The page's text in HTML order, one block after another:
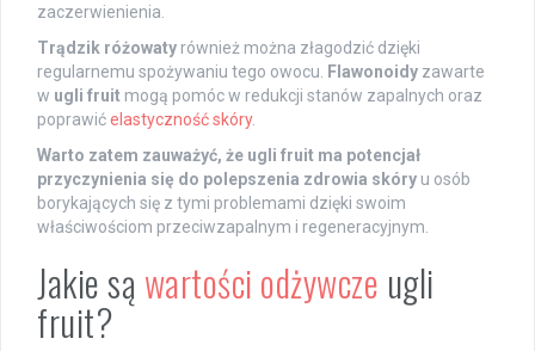
zaczerwienienia.
Trądzik różowaty również można złagodzić dzięki
regularnemu spożywaniu tego owocu. Flawonoidy zawarte
w ugli fruit mogą pomóc w redukcji stanów zapalnych oraz
poprawićelastyczność skóry.
Warto zatem zauważyć, że ugli fruit ma potencjał
przyczynienia się do polepszenia zdrowia skóry u osób
borykających się z tymi problemami dzięki swoim
właściwościom przeciwzapalnym i regeneracyjnym.
Jakie są wartości odżywcze ugli
fruit?